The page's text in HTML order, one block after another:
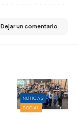
Dejar un comentario
NOTICIAS
SOCIAL